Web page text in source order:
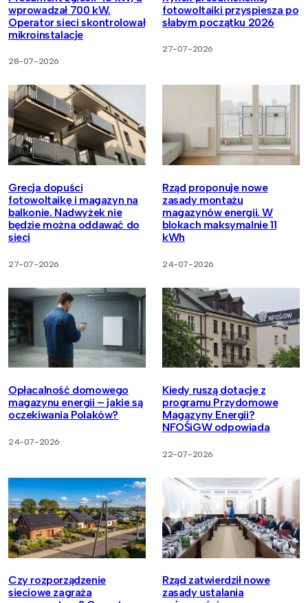
wprowadzał 700 kW.
Operator sieci skontrolował
mikroinstalacje
28-07-2026
fotowoltaiki przyspiesza po
słabym początku 2026
27-07-2026
Grecja dopuści
fotowoltaikę i magazyn na
balkonie. Nadwyżek nie
będzie można oddawać do
sieci
27-07-2026
Rząd proponuje nowe
zasady montażu
magazynów energii. W
blokach maksymalnie 11
kWh
24-07-2026
Opłacalność domowego
magazynu energii – jakie są
oczekiwania Polaków?
24-07-2026
Kiedy ruszą dotacje z
programu Przydomowe
Magazyny Energii?
NFOŚiGW odpowiada
22-07-2026
Czy rozporządzenie
sieciowe zagraża
Rząd zatwierdził nowe
zasady ustalania